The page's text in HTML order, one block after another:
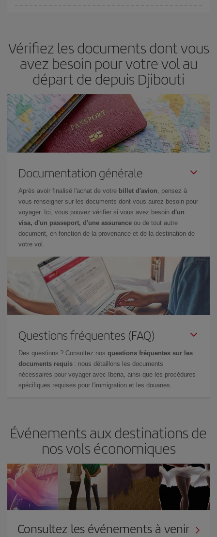
Vérifiez les documents dont vous
avez besoin pour votre vol au
départ de depuis Djibouti
Documentation générale
Après avoir finalisé l'achat de votre billet d'avion , pensez à
vous renseigner sur les documents dont vous aurez besoin pour
voyager. Ici, vous pouvez vérifier si vous avez besoin d'un
visa, d'un passeport, d'une assurance ou de tout autre
document, en fonction de la provenance et de la destination de
votre vol.
Questions fréquentes (FAQ)
Des questions ? Consultez nos questions fréquentes sur les
documents requis : nous détaillons les documents
nécessaires pour voyager avec Iberia, ainsi que les procédures
spécifiques requises pour l'immigration et les douanes.
Événements aux destinations de
nos vols économiques
Consultez les événements à venir